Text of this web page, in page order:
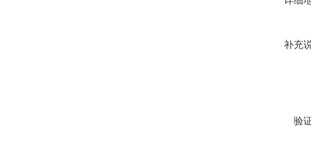
补充
验